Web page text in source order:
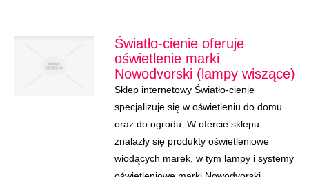
Światło-cienie oferuje
oświetlenie marki
Nowodvorski (lampy wiszące)
Sklep internetowy Światło-cienie
specjalizuje się w oświetleniu do domu
oraz do ogrodu. W ofercie sklepu
znalazły się produkty oświetleniowe
wiodących marek, w tym lampy i systemy